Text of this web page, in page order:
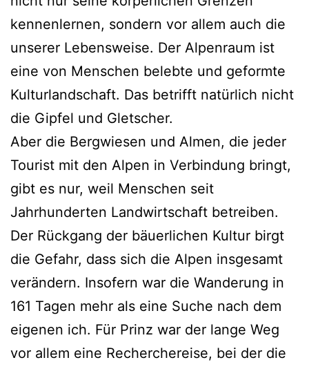
kennenlernen, sondern vor allem auch die
unserer Lebensweise. Der Alpenraum ist
eine von Menschen belebte und geformte
Kulturlandschaft. Das betrifft natürlich nicht
die Gipfel und Gletscher.
Aber die Bergwiesen und Almen, die jeder
Tourist mit den Alpen in Verbindung bringt,
gibt es nur, weil Menschen seit
Jahrhunderten Landwirtschaft betreiben.
Der Rückgang der bäuerlichen Kultur birgt
die Gefahr, dass sich die Alpen insgesamt
verändern. Insofern war die Wanderung in
161 Tagen mehr als eine Suche nach dem
eigenen ich. Für Prinz war der lange Weg
vor allem eine Recherchereise, bei der die